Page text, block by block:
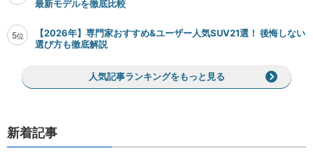
最新モデルを徹底比較
5位
【2026年】専門家おすすめ&ユーザー人気SUV21選！ 後悔しない
選び方も徹底解説
人気記事ランキングをもっと見る
新着記事